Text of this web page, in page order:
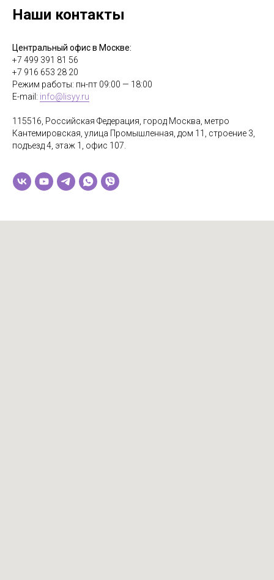
Наши контакты
Центральный офис в Москве:
+7 499 391 81 56
+7 916 653 28 20
Режим работы: пн-пт 09:00 — 18:00
E-mail: info@lisyy.ru
115516, Российская Федерация, город Москва, метро
Кантемировская, улица Промышленная, дом 11, строение 3,
подъезд 4, этаж 1, офис 107.